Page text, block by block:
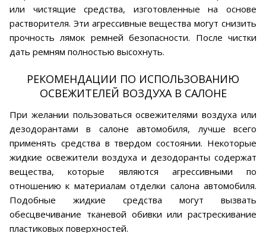
или чистящие средства, изготовленные на основе
растворителя. Эти агрессивные вещества могут снизить
прочность лямок ремней безопасности. После чистки
дать ремням полностью высохнуть.
РЕКОМЕНДАЦИИ ПО ИСПОЛЬЗОВАНИЮ
ОСВЕЖИТЕЛЕЙ ВОЗДУХА В САЛОНЕ
При желании пользоваться освежителями воздуха или
дезодорантами в салоне автомобиля, лучше всего
применять средства в твердом состоянии. Некоторые
жидкие освежители воздуха и дезодоранты содержат
вещества, которые являются агрессивными по
отношению к материалам отделки салона автомобиля.
Подобные жидкие средства могут вызвать
обесцвечивание тканевой обивки или растрескивание
пластиковых поверхностей.